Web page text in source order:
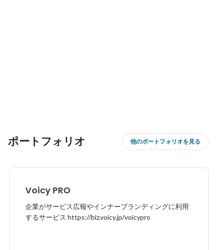
ポートフォリオ 他のポートフォリオを見る
Voicy PRO
企業がサービス広報やインナーブランディングに利用
するサービス https://biz.voicy.jp/voicypro